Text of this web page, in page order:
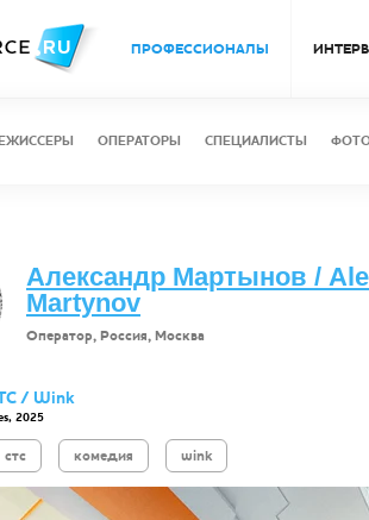
ПРОФЕССИОНАЛЫ
ОПЕРАТОРЫ СПЕЦИАЛИСТЫ
Александр Мартынов /
Martynov
Оператор, Россия, Москва
/ Wink
2025
стс комедия wink